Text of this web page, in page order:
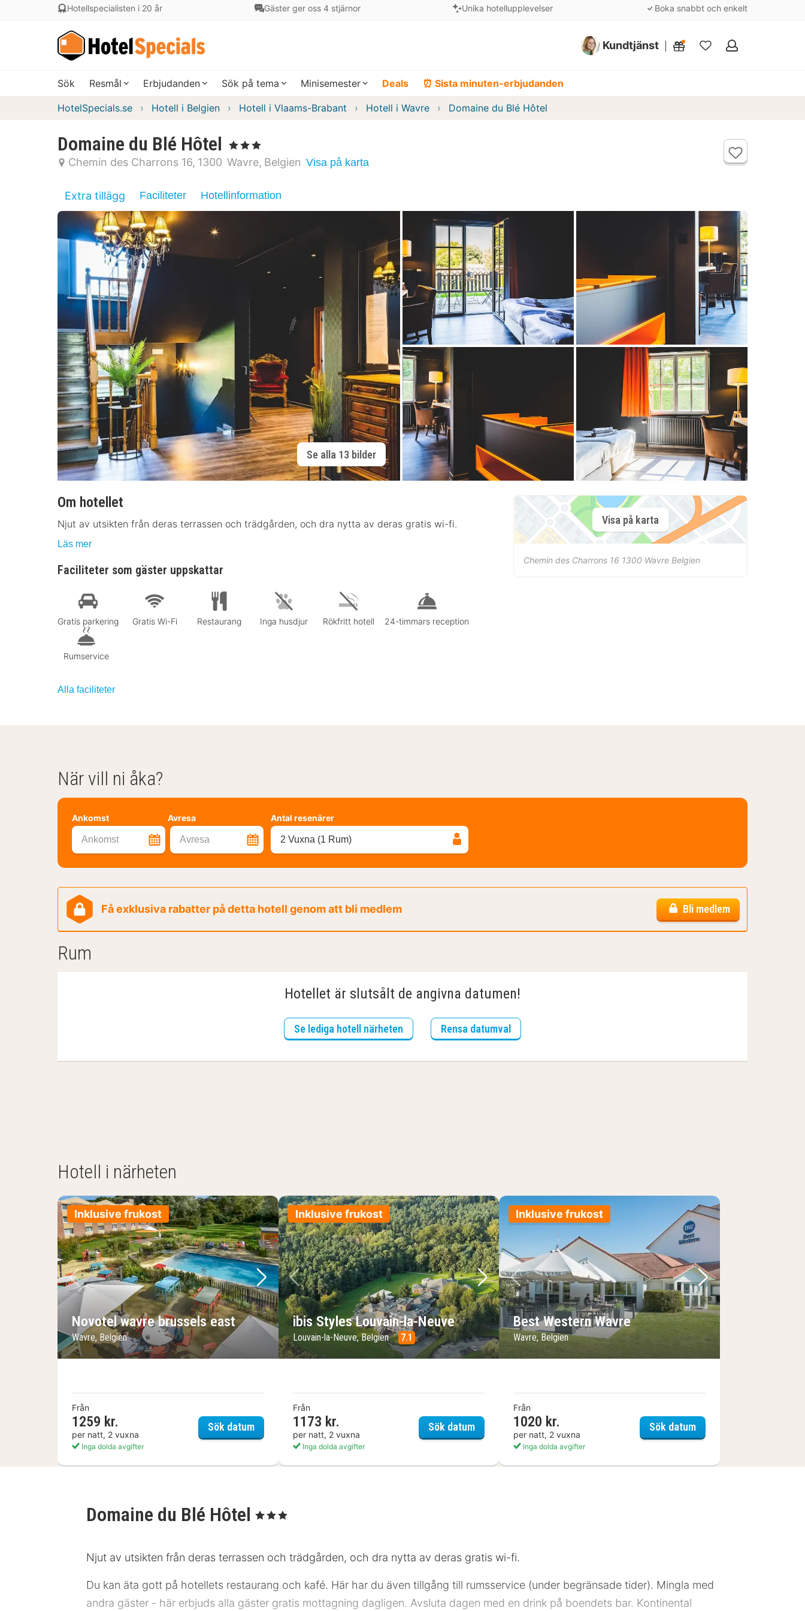
Hotellspecialisten i 20 år Gäster ger oss 4 stjärnor Unika hotellupplevelser Boka snabbt och enkelt
Kundtjänst
Mina
Sök Resmål Erbjudanden Sök på tema Minisemester Deals ⏰ Sista minuten-erbjudanden
HotelSpecials.se Hotell i Belgien Hotell i Vlaams-Brabant Hotell i Wavre Domaine du Blé Hôtel
Domaine du Blé Hôtel , 3 Stjärnor
Chemin des Charrons 16 1300 Wavre Belgien Visa på karta
Extra tillägg Faciliteter Hotellinformation
Se alla 13 bilder
Om hotellet
Njut av utsikten från deras terrassen och trädgården, och dra nytta av deras gratis wi-fi.
Läs mer
Faciliteter som gäster uppskattar
Gratis parkering Gratis Wi-Fi Restaurang Inga husdjur Rökfritt hotell 24-timmars reception
Rumservice
Alla faciliteter
Visa på karta
Chemin des Charrons 16 1300 Wavre Belgien
När vill ni åka?
Ankomst Avresa
Ankomst Avresa
Antal resenärer
2 Vuxna (1 Rum)
Få exklusiva rabatter på detta hotell genom att bli medlem Bli medlem
Rum
Hotellet är slutsålt de angivna datumen!
Se lediga hotell närheten Rensa datumval
Hotell i närheten
Inklusive frukost
Föregående bild
Nästa bild
Novotel wavre brussels east
Wavre, Belgien
Från
1259 kr.
per natt, 2 vuxna
Inga dolda avgifter
Sök datumNovotel wavre brussels east
Inklusive frukost
Föregående bild
Nästa bild
ibis Styles Louvain-la-Neuve
Louvain-la-Neuve, Belgien 7.1
Från
1173 kr.
per natt, 2 vuxna
Inga dolda avgifter
Sök datumibis Styles Louvain-la-Neuve
Inklusive frukost
Föregående bild
Nästa bild
Best Western Wavre
Wavre, Belgien
Från
1020 kr.
per natt, 2 vuxna
Inga dolda avgifter
Sök datumBest Western Wavre
Domaine du Blé Hôtel , 3 Stjärnor
Njut av utsikten från deras terrassen och trädgården, och dra nytta av deras gratis wi-fi.
Du kan äta gott på hotellets restaurang och kafé. Här har du även tillgång till rumsservice (under begränsade tider). Mingla med
andra gäster - här erbjuds alla gäster gratis mottagning dagligen. Avsluta dagen med en drink på boendets bar. Kontinental